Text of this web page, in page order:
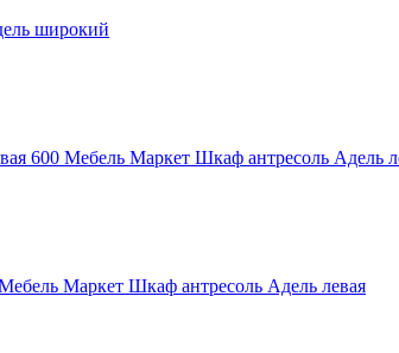
широкий
Мебель Маркет Шкаф антресоль Адель
Маркет Шкаф антресоль Адель левая